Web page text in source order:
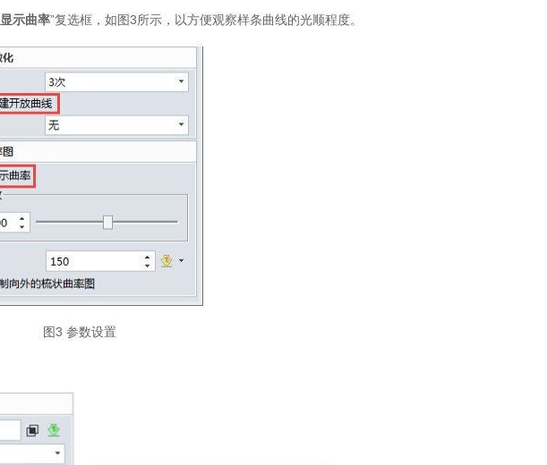
显示曲率”复选框，如图3所示，以方便观察样条曲线的光顺程度。
图3 参数设置